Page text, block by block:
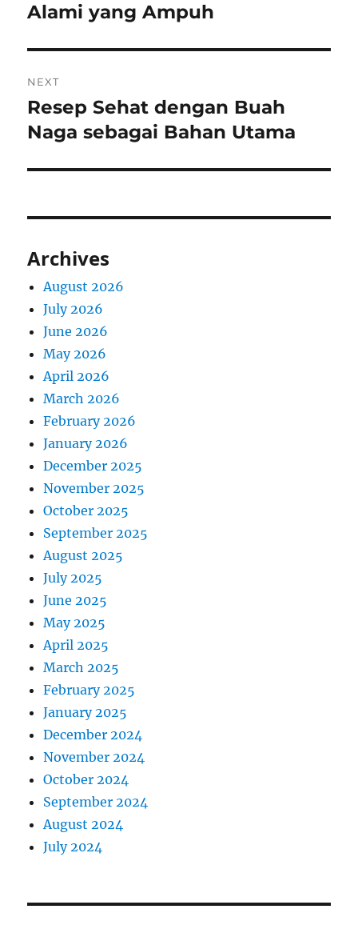
post:
Alami yang Ampuh
NEXT
Next
post:
Resep Sehat dengan Buah
Naga sebagai Bahan Utama
Archives
August 2026
July 2026
June 2026
May 2026
April 2026
March 2026
February 2026
January 2026
December 2025
November 2025
October 2025
September 2025
August 2025
July 2025
June 2025
May 2025
April 2025
March 2025
February 2025
January 2025
December 2024
November 2024
October 2024
September 2024
August 2024
July 2024